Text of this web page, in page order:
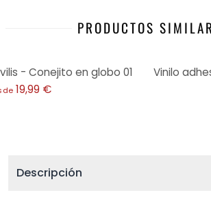
PRODUCTOS
- Conejito en globo 01
19,99 €
Descripción